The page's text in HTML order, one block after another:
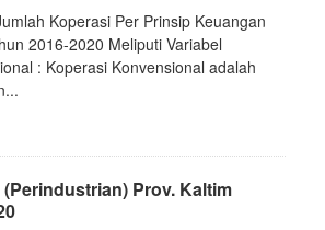
Koperasi Per Prinsip Keuangan
2016-2020 Meliputi Variabel
: Koperasi Konvensional adalah
Prov. Kaltim